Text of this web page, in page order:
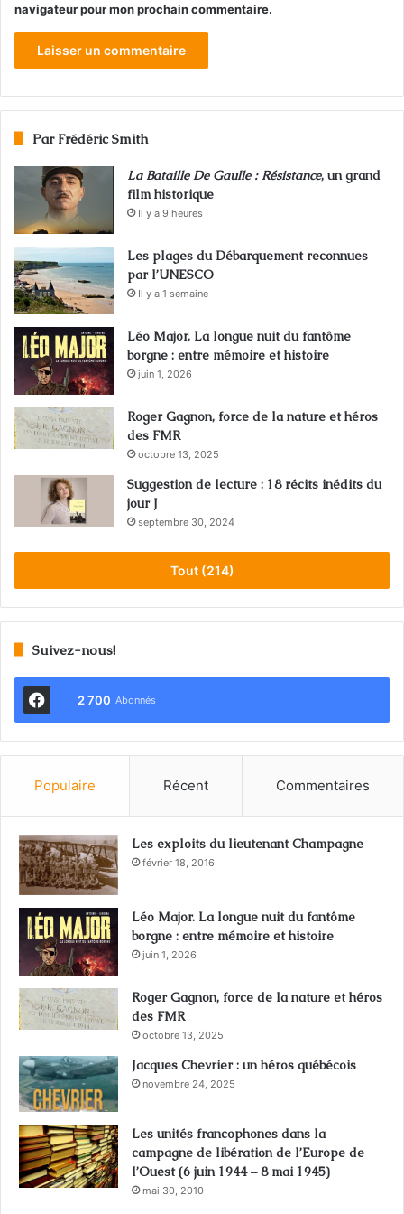
navigateur pour mon prochain commentaire.
Par Frédéric Smith
La Bataille De Gaulle : Résistance, un grand
film historique
Il y a 9 heures
Les plages du Débarquement reconnues
par l’UNESCO
Il y a 1 semaine
Léo Major. La longue nuit du fantôme
borgne : entre mémoire et histoire
juin 1, 2026
Roger Gagnon, force de la nature et héros
des FMR
octobre 13, 2025
Suggestion de lecture : 18 récits inédits du
jour J
septembre 30, 2024
Tout (214)
Suivez-nous!
2 700 Abonnés
Populaire Récent Commentaires
Les exploits du lieutenant Champagne
février 18, 2016
Léo Major. La longue nuit du fantôme
borgne : entre mémoire et histoire
juin 1, 2026
Roger Gagnon, force de la nature et héros
des FMR
octobre 13, 2025
Jacques Chevrier : un héros québécois
novembre 24, 2025
Les unités francophones dans la
campagne de libération de l’Europe de
l’Ouest (6 juin 1944 – 8 mai 1945)
mai 30, 2010